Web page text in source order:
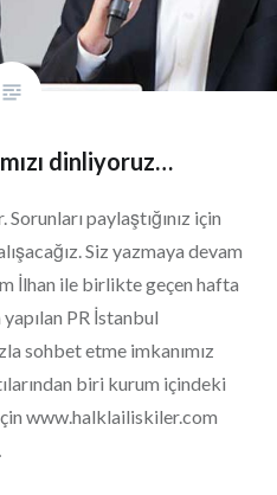
dinliyoruz…
paylaştığınız için
Siz yazmaya devam
İlhan ile birlikte geçen hafta
yapılan PR İstanbul
sohbet etme imkanımız
biri kurum içindeki
www.halklailiskiler.com